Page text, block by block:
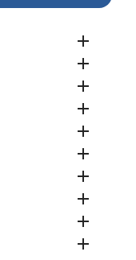









